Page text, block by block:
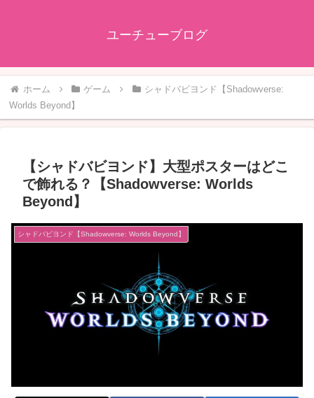
ユーチューブログ
ホーム ゲーム
シャドバビヨンド【Shadowverse:
Worlds Beyond】
【シャドバビヨンド】大型ポスターはどこ
で飾れる？【Shadowverse: Worlds
Beyond】
シャドバビヨンド【Shadowverse: Worlds Beyond】